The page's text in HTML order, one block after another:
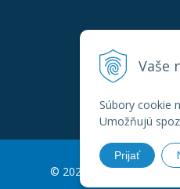
Vaše
Súbory cookie
Umožňujú
Prijať
© 2026